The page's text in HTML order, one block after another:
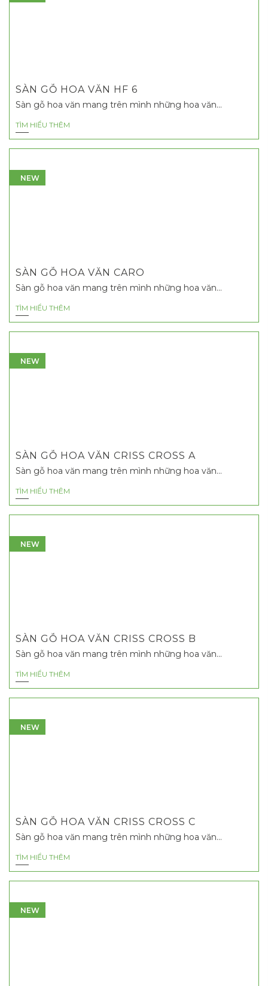
SÀN GỖ HOA VĂN HF 6
Sàn gỗ hoa văn mang trên mình những hoa văn...
TÌM HIỂU THÊM
NEW
SÀN GỖ HOA VĂN CARO
Sàn gỗ hoa văn mang trên mình những hoa văn...
TÌM HIỂU THÊM
NEW
SÀN GỖ HOA VĂN CRISS CROSS A
Sàn gỗ hoa văn mang trên mình những hoa văn...
TÌM HIỂU THÊM
NEW
SÀN GỖ HOA VĂN CRISS CROSS B
Sàn gỗ hoa văn mang trên mình những hoa văn...
TÌM HIỂU THÊM
NEW
SÀN GỖ HOA VĂN CRISS CROSS C
Sàn gỗ hoa văn mang trên mình những hoa văn...
TÌM HIỂU THÊM
NEW